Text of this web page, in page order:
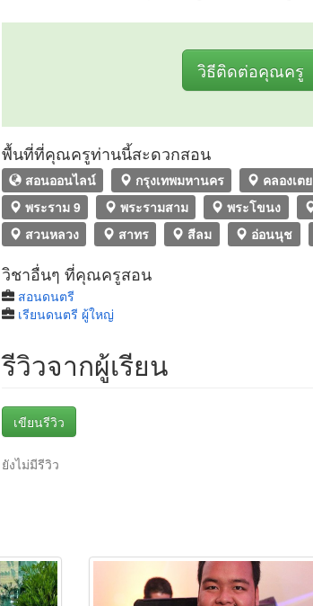
วิธีติดต่อคุณครู
พื้นที่ที่คุณครูท่านนี้สะดวกสอน
สอนออนไลน์ กรุงเทพมหานคร คลองเตย
พระราม 9
พระรามสาม พระโขนง
สวนหลวง
สาทร สีลม อ่อนนุช
วิชาอื่นๆ ที่คุณครูสอน
สอนดนตรี
เรียนดนตรี ผู้ใหญ่
รีวิวจากผู้เรียน
เขียนรีวิว
ยังไม่มีรีวิว